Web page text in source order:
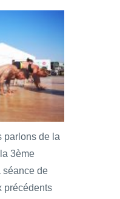
parlons de la
3ème
séance de
précédents